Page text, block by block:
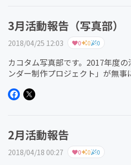
3月活動報告（写真部）
2018/04/25 12:03 0 0 0
カコタム写真部です。2017年度
ンダー制作プロジェクト」が無事
以外の子どもやメンバーからも好
2月活動報告
2018/04/18 00:27 0 0 0